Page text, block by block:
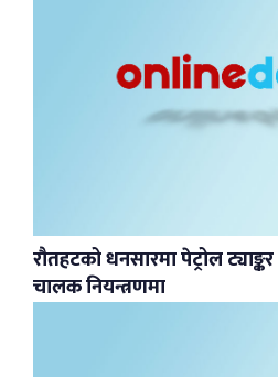
रौतहटको धनसारमा पेट्रोल
चालक नियन्त्रणमा